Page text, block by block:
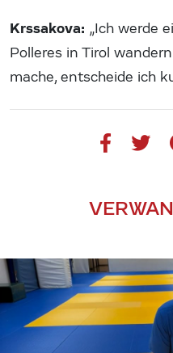
Krssakova: „Ich werde
Polleres in Tirol
mache, entscheide ich